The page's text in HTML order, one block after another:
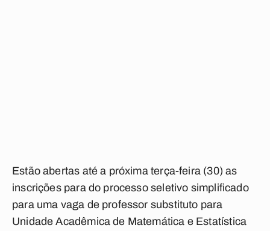
Estão abertas até a próxima terça-feira (30) as
inscrições para do processo seletivo simplificado
para uma vaga de professor substituto para
Unidade Acadêmica de Matemática e Estatística